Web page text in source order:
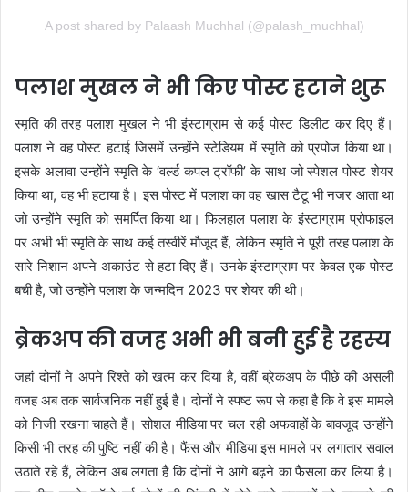
A post shared by Palaash Muchhal (@palash_muchhal)
पलाश मुखल ने भी किए पोस्ट हटाने शुरू
स्मृति की तरह पलाश मुखल ने भी इंस्टाग्राम से कई पोस्ट डिलीट कर दिए हैं।
पलाश ने वह पोस्ट हटाई जिसमें उन्होंने स्टेडियम में स्मृति को प्रपोज किया था।
इसके अलावा उन्होंने स्मृति के ‘वर्ल्ड कपल ट्रॉफी’ के साथ जो स्पेशल पोस्ट शेयर
किया था, वह भी हटाया है। इस पोस्ट में पलाश का वह खास टैटू भी नजर आता था
जो उन्होंने स्मृति को समर्पित किया था। फिलहाल पलाश के इंस्टाग्राम प्रोफाइल
पर अभी भी स्मृति के साथ कई तस्वीरें मौजूद हैं, लेकिन स्मृति ने पूरी तरह पलाश के
सारे निशान अपने अकाउंट से हटा दिए हैं। उनके इंस्टाग्राम पर केवल एक पोस्ट
बची है, जो उन्होंने पलाश के जन्मदिन 2023 पर शेयर की थी।
ब्रेकअप की वजह अभी भी बनी हुई है रहस्य
जहां दोनों ने अपने रिश्ते को खत्म कर दिया है, वहीं ब्रेकअप के पीछे की असली
वजह अब तक सार्वजनिक नहीं हुई है। दोनों ने स्पष्ट रूप से कहा है कि वे इस मामले
को निजी रखना चाहते हैं। सोशल मीडिया पर चल रही अफवाहों के बावजूद उन्होंने
किसी भी तरह की पुष्टि नहीं की है। फैंस और मीडिया इस मामले पर लगातार सवाल
उठाते रहे हैं, लेकिन अब लगता है कि दोनों ने आगे बढ़ने का फैसला कर लिया है।